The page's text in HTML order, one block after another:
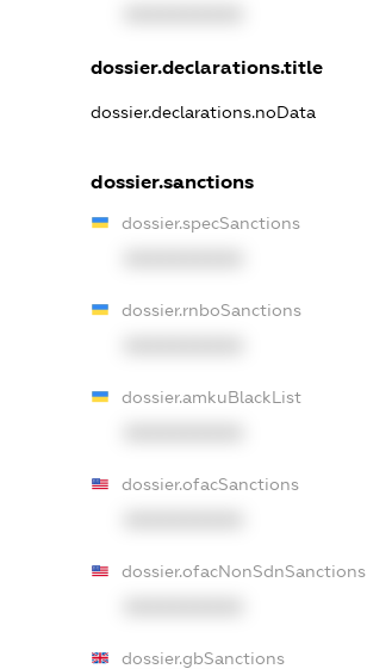
dossier.declarations.title
dossier.declarations.noData
dossier.sanctions
dossier.specSanctions
dossier.rnboSanctions
dossier.amkuBlackList
dossier.ofacSanctions
dossier.ofacNonSdnSanctions
dossier.gbSanctions